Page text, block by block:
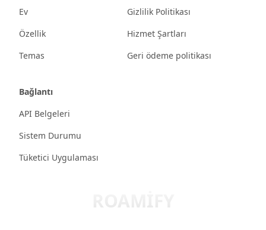
Ev
Özellik
Temas
Gizlilik Politikası
Hizmet Şartları
Geri ödeme politikası
Bağlantı
API Belgeleri
Sistem Durumu
Tüketici Uygulaması